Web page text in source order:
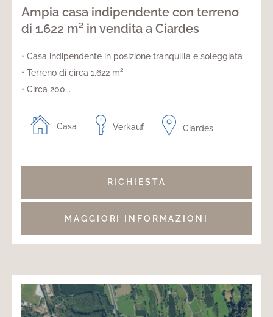
Ampia casa indipendente con terreno
di 1.622 m² in vendita a Ciardes
• Casa indipendente in posizione tranquilla e soleggiata
• Terreno di circa 1.622 m²
• Circa 200...
Casa Verkauf Ciardes
RICHIESTA
MAGGIORI INFORMAZIONI